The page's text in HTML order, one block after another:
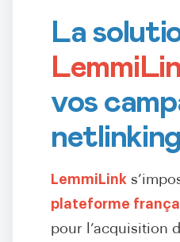
La
vos
netlinking
LemmiLink
plateforme
pour l’acquisition